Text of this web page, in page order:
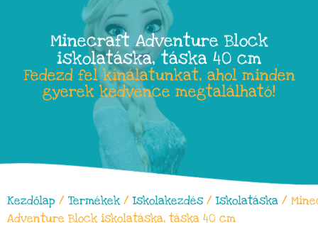
Minecraft Adventure Block
iskolatáska, táska 40 cm
Fedezd fel kínálatunkat, ahol minden
gyerek kedvence megtalálható!
Kezdőlap / Termékek /Iskolakezdés /Iskolatáska /
Adventure Block iskolatáska, táska 40 cm